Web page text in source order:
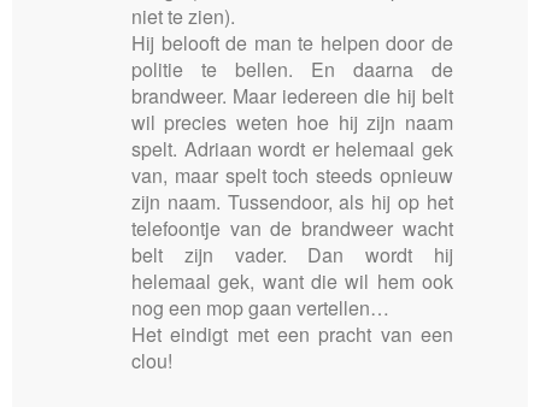
niet te zien).
Hij belooft de man te helpen door de
politie te bellen. En daarna de
brandweer. Maar iedereen die hij belt
wil precies weten hoe hij zijn naam
spelt. Adriaan wordt er helemaal gek
van, maar spelt toch steeds opnieuw
zijn naam. Tussendoor, als hij op het
telefoontje van de brandweer wacht
belt zijn vader. Dan wordt hij
helemaal gek, want die wil hem ook
nog een mop gaan vertellen…
Het eindigt met een pracht van een
clou!